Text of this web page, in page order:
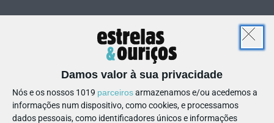
Damos valor à sua privacidade
Nós e os nossos 1019 parceirosarmazenamos e/ou acedemos a
informações num dispositivo, como cookies, e processamos
dados pessoais, como identificadores únicos e informações